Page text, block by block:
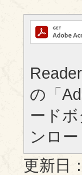
の「
ード
ンロ
更新日